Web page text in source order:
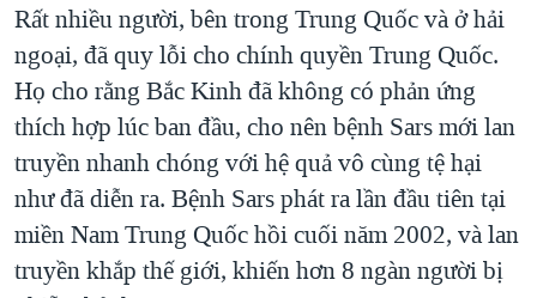
THƯỢNG ĐỈNH TRUMP-KIM TẠI VIỆT NAM
TRỊNH VĨNH BÌNH VS. CHÍNH PHỦ VIỆT NAM
NGƯ DÂN VIỆT VÀ LÀN SÓNG TRỘM HẢI SÂM
BÊN KIA QUỐC LỘ: TIẾNG VỌNG TỪ NÔNG THÔN MỸ
QUAN HỆ VIỆT MỸ
Rất nhiều người, bên trong Trung Quốc và ở hải
ngoại, đã quy lỗi cho chính quyền Trung Quốc.
Họ cho rằng Bắc Kinh đã không có phản ứng
thích hợp lúc ban đầu, cho nên bệnh Sars mới lan
truyền nhanh chóng với hệ quả vô cùng tệ hại
như đã diễn ra. Bệnh Sars phát ra lần đầu tiên tại
miền Nam Trung Quốc hồi cuối năm 2002, và lan
truyền khắp thế giới, khiến hơn 8 ngàn người bị